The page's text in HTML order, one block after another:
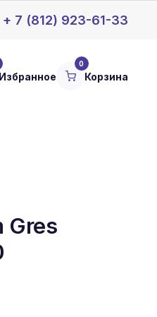
+ 7 (812) 923-61-33
Избранное
0
Корзина
Gres